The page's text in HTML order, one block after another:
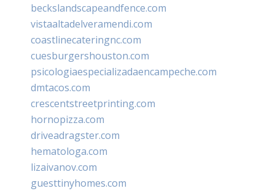
beckslandscapeandfence.com
vistaaltadelveramendi.com
coastlinecateringnc.com
cuesburgershouston.com
psicologiaespecializadaencampeche.com
dmtacos.com
crescentstreetprinting.com
hornopizza.com
driveadragster.com
hematologa.com
lizaivanov.com
guesttinyhomes.com